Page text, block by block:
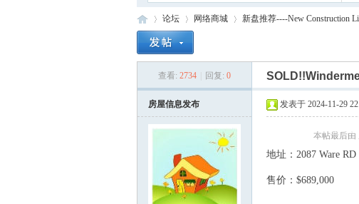
论坛
›
网络商城
›
新盘推荐----New Construction
查看: 2734 回复: 0
房屋信息发布 发表于 2024-11-29
本帖最后由
% S2 A& h9 g/ ~; n+ {& ~ i+
_- K( i( `* y! ^) w
地址：2087 Ware RD
售价：$689,000